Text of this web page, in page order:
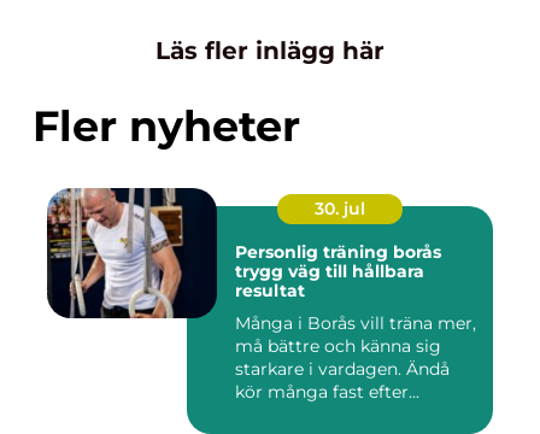
Läs fler inlägg här
Fler nyheter
30. jul
Personlig träning borås
trygg väg till hållbara
resultat
Många i Borås vill träna mer,
må bättre och känna sig
starkare i vardagen. Ändå
kör många fast efter...